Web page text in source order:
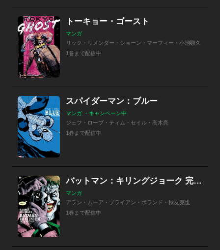
トーキョー・ゴースト
マンガ
リック・リメンダー・ショーン・マーフィー・小池顕久
1巻まで配信中
スパイダーマン：ブルー
マンガ ・キャンペーン中
ジェフ・ローブ・ティム・セイル・高木亮
1巻まで配信中
バットマン：キリングジョーク 完全版
マンガ
アラン・ムーア・ブライアン・ボランド・秋友克也
1巻まで配信中